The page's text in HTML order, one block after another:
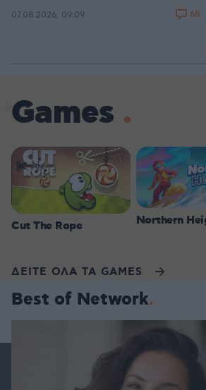
07.08.2026, 09:09 68
Games
Cut The Rope Northern
ΔΕΙΤΕ ΟΛΑ ΤΑ GAMES
Best of Network